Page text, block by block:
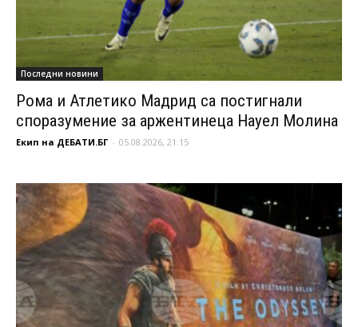
Последни новини
Рома и Атлетико Мадрид са постигнали
споразумение за аржентинеца Науел Молина
Екип на ДЕБАТИ.БГ - 05.08.2026, 21:15